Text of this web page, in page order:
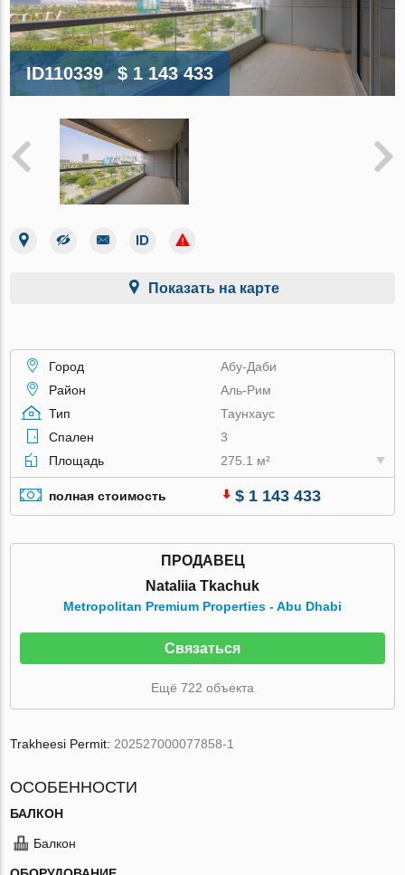
ID110339 $ 1 143 433
Показать на карте
Город
Абу-Даби
Район
Аль-Рим
Тип
Таунхаус
Спален
3
Площадь
275.1 м²
полная стоимость $ 1 143 433
ПРОДАВЕЦ
Nataliia Tkachuk
Metropolitan Premium Properties - Abu Dhabi
Связаться
Ещё 722 объекта
Trakheesi Permit: 202527000077858-1
ОСОБЕННОСТИ
БАЛКОН
Балкон